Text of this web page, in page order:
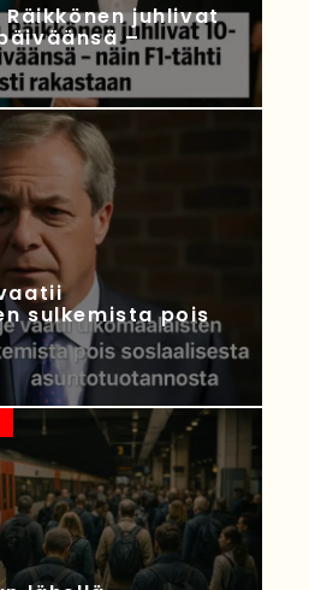
juhlivat
–
sulkemista pois